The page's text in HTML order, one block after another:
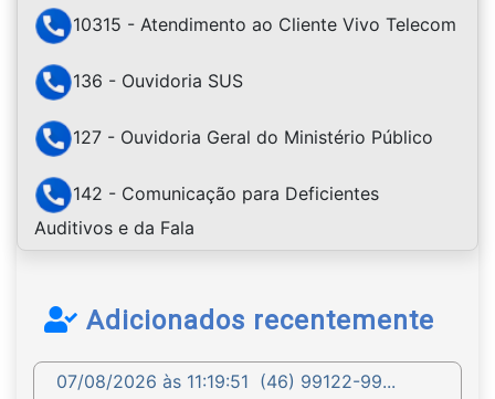
10315 - Atendimento ao Cliente Vivo Telecom
136 - Ouvidoria SUS
127 - Ouvidoria Geral do Ministério Público
142 - Comunicação para Deficientes
Auditivos e da Fala
Adicionados recentemente
07/08/2026 às 11:19:51 (46) 99122-99...